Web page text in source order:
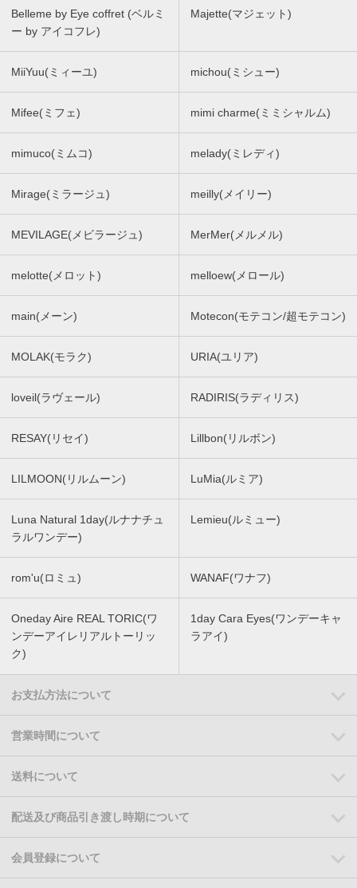
Belleme by Eye coffret (ベルミ
ー by アイコフレ)
Majette(マジェット)
MiiYuu(ミィーユ) michou(ミシュー)
Mifee(ミフェ) mimi charme(ミミシャルム)
mimuco(ミムコ) melady(ミレディ)
Mirage(ミラージュ) meilly(メイリー)
MEVILAGE(メビラージュ) MerMer(メルメル)
melotte(メロット) melloew(メロール)
main(メーン) Motecon(モテコン/超モテコン)
MOLAK(モラク) URIA(ユリア)
loveil(ラヴェール) RADIRIS(ラディリス)
RESAY(リセイ) Lillbon(リルボン)
LILMOON(リルムーン) LuMia(ルミア)
Luna Natural 1day(ルナナチュ
ラルワンデー)
Lemieu(ルミュー)
rom'u(ロミュ) WANAF(ワナフ)
Oneday Aire REAL TORIC(ワ
ンデーアイレリアルトーリッ
ク)
1day Cara Eyes(ワンデーキャ
ラアイ)
お支払方法について
営業時間について
送料について
配送及び商品引き渡し時期について
会員登録について